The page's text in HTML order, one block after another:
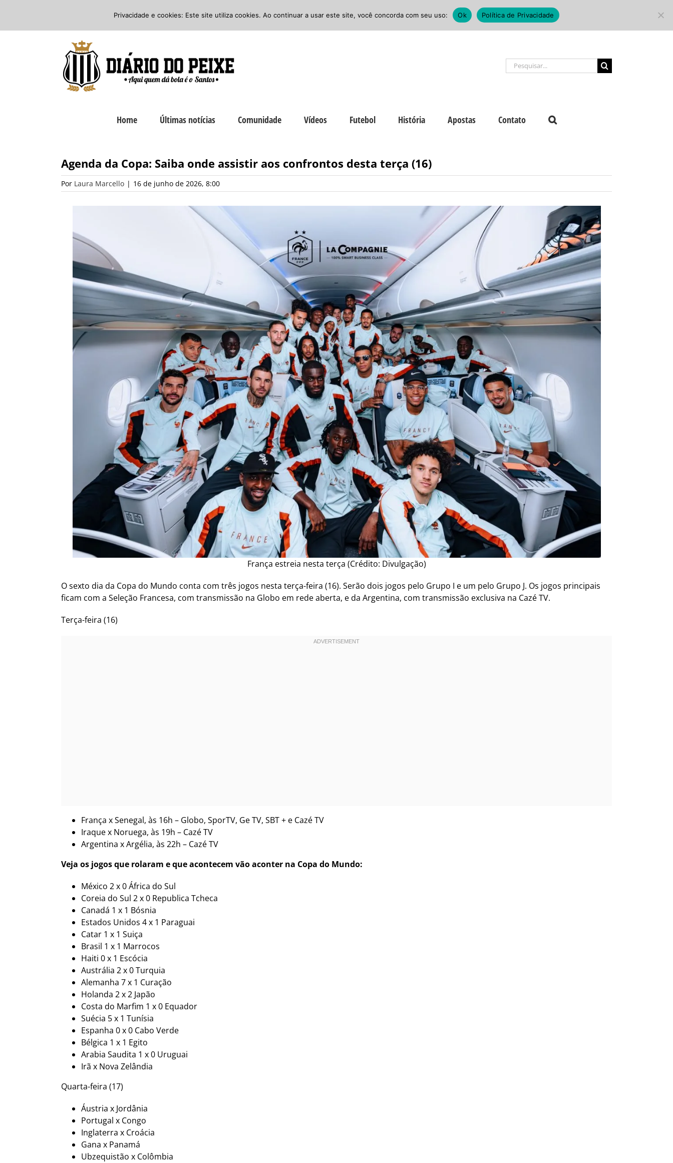
o
Facebook
Instagram
Buscar
resultados
Home Últimas notícias Comunidade Vídeos Futebol História Apostas Contato
Agenda da Copa: Saiba onde assistir aos confrontos desta terça (16)
Por Laura Marcello | 16 de junho de 2026, 8:00
França estreia nesta terça (Crédito: Divulgação)
O sexto dia da Copa do Mundo conta com três jogos nesta terça-feira (16). Serão dois jogos pelo Grupo I e um pelo Grupo J. Os jogos principais
ficam com a Seleção Francesa, com transmissão na Globo em rede aberta, e da Argentina, com transmissão exclusiva na Cazé TV.
Terça-feira (16)
França x Senegal, às 16h – Globo, SporTV, Ge TV, SBT + e Cazé TV
Iraque x Noruega, às 19h – Cazé TV
Argentina x Argélia, às 22h – Cazé TV
Veja os jogos que rolaram e que acontecem vão aconter na Copa do Mundo:
México 2 x 0 África do Sul
Coreia do Sul 2 x 0 Republica Tcheca
Canadá 1 x 1 Bósnia
Estados Unidos 4 x 1 Paraguai
Catar 1 x 1 Suiça
Brasil 1 x 1 Marrocos
Haiti 0 x 1 Escócia
Austrália 2 x 0 Turquia
Alemanha 7 x 1 Curação
Holanda 2 x 2 Japão
Costa do Marfim 1 x 0 Equador
Suécia 5 x 1 Tunísia
Espanha 0 x 0 Cabo Verde
Bélgica 1 x 1 Egito
Arabia Saudita 1 x 0 Uruguai
Irã x Nova Zelândia
Quarta-feira (17)
Áustria x Jordânia
Portugal x Congo
Inglaterra x Croácia
Gana x Panamá
Ubzequistão x Colômbia
Privacidade e cookies: Este site utiliza cookies. Ao continuar a usar este site, você concorda com seu uso: Ok Política de Privacidade